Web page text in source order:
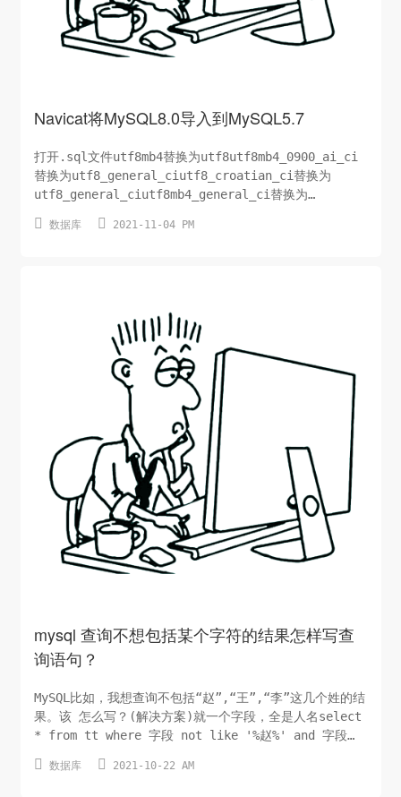
Navicat将MySQL8.0导入到MySQL5.7
打开.sql文件utf8mb4替换为utf8utf8mb4_0900_ai_ci
替换为utf8_general_ciutf8_croatian_ci替换为
utf8_general_ciutf8mb4_general_ci替换为
 数据库  2021-11-04 PM
mysql 查询不想包括某个字符的结果怎样写查
询语句？
MySQL比如，我想查询不包括“赵”,“王”,“李”这几个姓的结
果。该 怎么写？(解决方案)就一个字段，全是人名select
* from tt where 字段 not like '%赵%' and 字段
 数据库  2021-10-22 AM